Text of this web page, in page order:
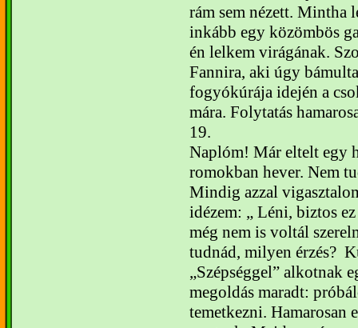
rám sem nézett.
inkább egy közömbös
én lelkem virágának.
Fannira, aki úgy
fogyókúrája idején a
mára. Folytatás
19.
Naplóm! Már eltelt egy
romokban hever. Nem
Mindig azzal
idézem: „ Léni, biztos
még nem is voltál
tudnád, milyen érzés?
Szépséggel” alkotnak
megoldás maradt:
temetkezni. Hamarosan